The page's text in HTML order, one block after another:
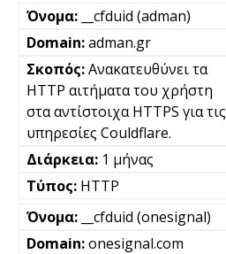
__cfduid (adman)
adman.gr
Ανακατευθύνει τα
HTTP αιτήματα του χρήστη
στα αντίστοιχα HTTPS για τις
υπηρεσίες Couldflare.
1 μήνας
HTTP
__cfduid (onesignal)
onesignal.com